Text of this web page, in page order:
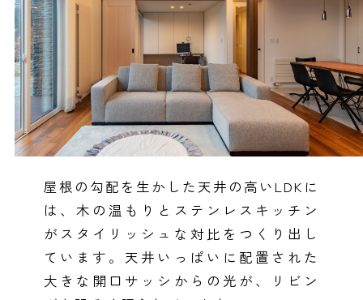
屋根の勾配を生かした天井の高いLDKに
は、木の温もりとステンレスキッチン
がスタイリッシュな対比をつくり出し
ています。天井いっぱいに配置された
大きな開口サッシからの光が、リビン